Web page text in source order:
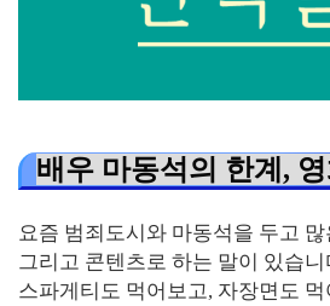
배우 마동석의 한계,
요즘 범죄도시와 마동석을 두고
그리고 콘텐츠로 하는 말이 있습니
스파게티도 먹어보고, 자장면도